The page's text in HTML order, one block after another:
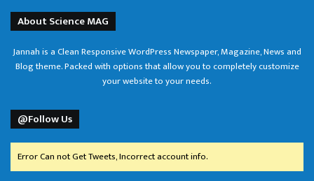
About Science MAG
Jannah is a Clean Responsive WordPress Newspaper, Magazine, News and
Blog theme. Packed with options that allow you to completely customize
your website to your needs.
@Follow Us
Error Can not Get Tweets, Incorrect account info.